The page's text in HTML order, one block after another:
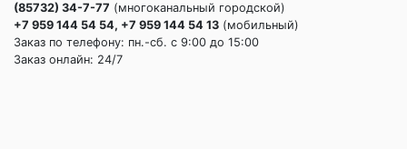
(85732) 34-7-77 (многоканальный городской)
+7 959 144 54 54, +7 959 144 54 13 (мобильный)
Заказ по телефону: пн.-сб. c 9:00 до 15:00
Заказ онлайн: 24/7